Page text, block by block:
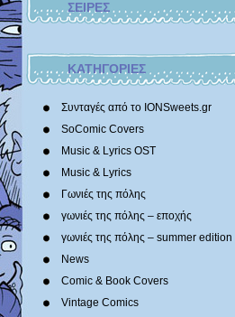
ΣΕΙΡΕΣ
ΚΑΤΗΓΟΡΙΕΣ
Συνταγές από το IONSweets.gr
SoComic Covers
Music & Lyrics OST
Music & Lyrics
Γωνιές της πόλης
γωνιές της πόλης – εποχής
γωνιές της πόλης – summer edition
News
Comic & Book Covers
Vintage Comics